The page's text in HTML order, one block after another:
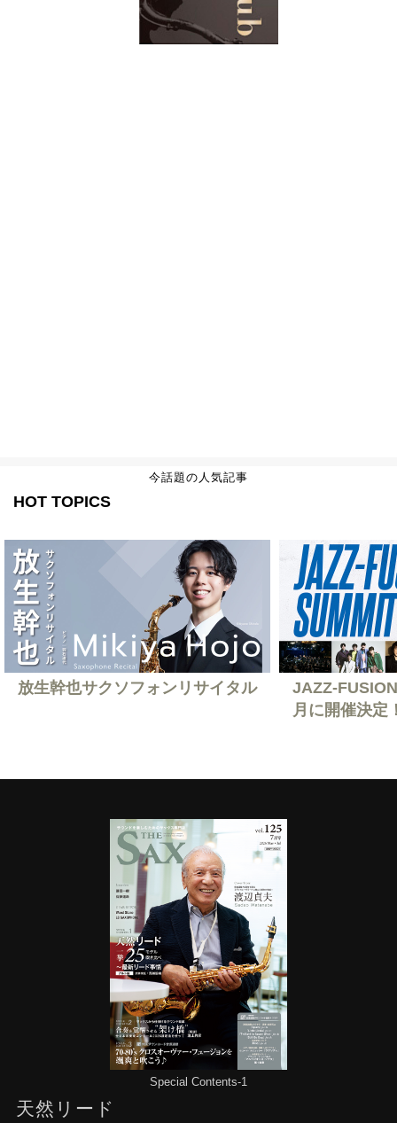
今話題の人気記事
HOT TOPICS
放生幹也サクソフォンリサイタル
JAZZ-
月に開催決定
Special Contents-1
天然リード